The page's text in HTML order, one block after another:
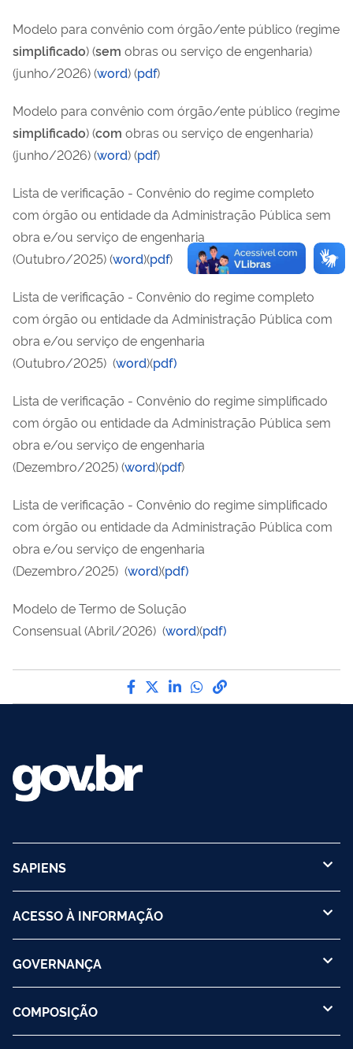
Modelo para convênio com órgão/ente público (regime
simplificado) (sem obras ou serviço de engenharia)
(junho/2026) (word) (pdf)
Modelo para convênio com órgão/ente público (regime
simplificado) (com obras ou serviço de engenharia)
(junho/2026) (word) (pdf)
Lista de verificação - Convênio do regime completo
com órgão ou entidade da Administração Pública sem
obra e/ou serviço de engenharia
(Outubro/2025)(word)(pdf)
Lista de verificação - Convênio do regime completo
com órgão ou entidade da Administração Pública com
obra e/ou serviço de engenharia
(Outubro/2025) (word)(pdf)
Lista de verificação - Convênio do regime simplificado
com órgão ou entidade da Administração Pública sem
obra e/ou serviço de engenharia
(Dezembro/2025)(word)(pdf)
Lista de verificação - Convênio do regime simplificado
com órgão ou entidade da Administração Pública com
obra e/ou serviço de engenharia
(Dezembro/2025) (word)(pdf)
Modelo de Termo de Solução
Consensual (Abril/2026) (word)(pdf)
Compartilhe por Facebook
Compartilhe por Twitter
Compartilhe por
Compartilhe por
link para Copiar
SAPIENS
ACESSO À INFORMAÇÃO
GOVERNANÇA
COMPOSIÇÃO